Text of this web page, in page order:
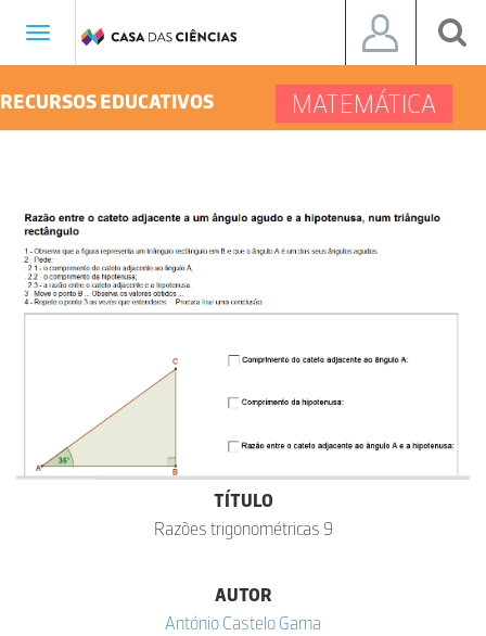
Toggle
RECURSOS EDUCATIVOS MATEMÁTICA
TÍTULO
Razões trigonométricas 9
AUTOR
António Castelo Gama